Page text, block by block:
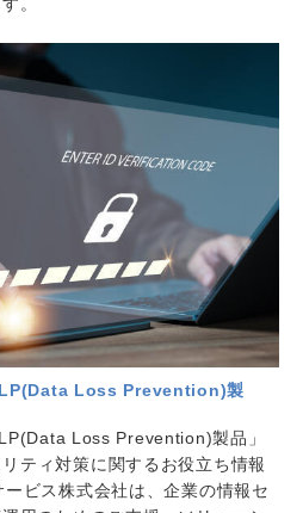
。
Loss Prevention)製
Loss Prevention)製品」
ティ対策に関するお役立ち情報
ビス株式会社は、企業の情報セ